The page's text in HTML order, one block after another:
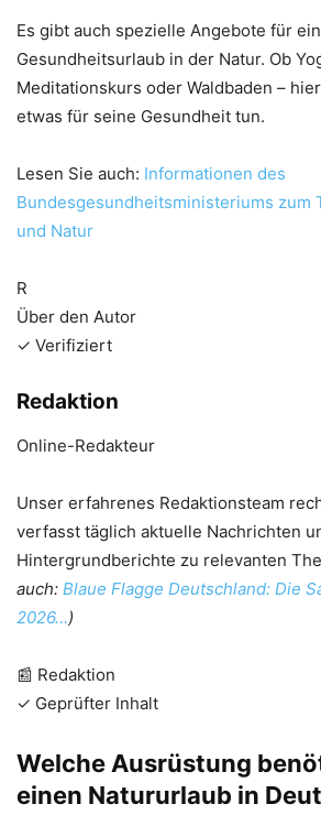
Es gibt auch spezielle Angebote für
Gesundheitsurlaub in der Natur. Ob
Meditationskurs oder Waldbaden –
etwas für seine Gesundheit tun.
Lesen Sie auch: Informationen des
Bundesgesundheitsministeriums zum
und Natur
R
Über den Autor
✓ Verifiziert
Redaktion
Online-Redakteur
Unser erfahrenes Redaktionsteam
verfasst täglich aktuelle Nachrichten
Hintergrundberichte zu relevanten
auch: Blaue Flagge Deutschland: Die
2026…)
📰 Redaktion
✓ Geprüfter Inhalt
Welche Ausrüstung
einen Natururlaub in